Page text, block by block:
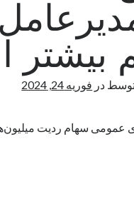
بیشتر
در فوریه 24, 2024